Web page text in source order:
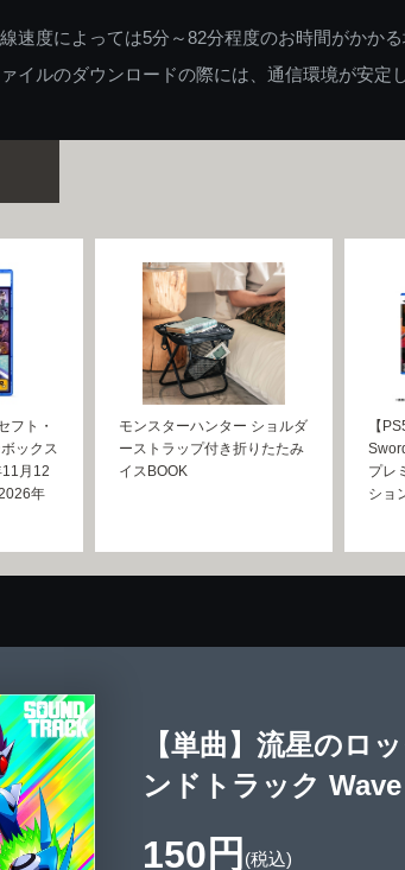
速度によっては5分～82分程度のお時間がかかる
イルのダウンロードの際には、通信環境が安定
フト・
ックス
月12
年
モンスターハンター ショルダ
ーストラップ付き折りたたみ
イスBOOK
【
プレ
ショ
【単曲】流星のロ
ンドトラック
150円 (税込)